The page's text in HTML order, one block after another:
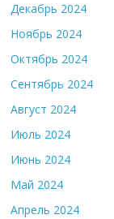
Декабрь 2024
Ноябрь 2024
Октябрь 2024
Сентябрь 2024
Август 2024
Июль 2024
Июнь 2024
Май 2024
Апрель 2024